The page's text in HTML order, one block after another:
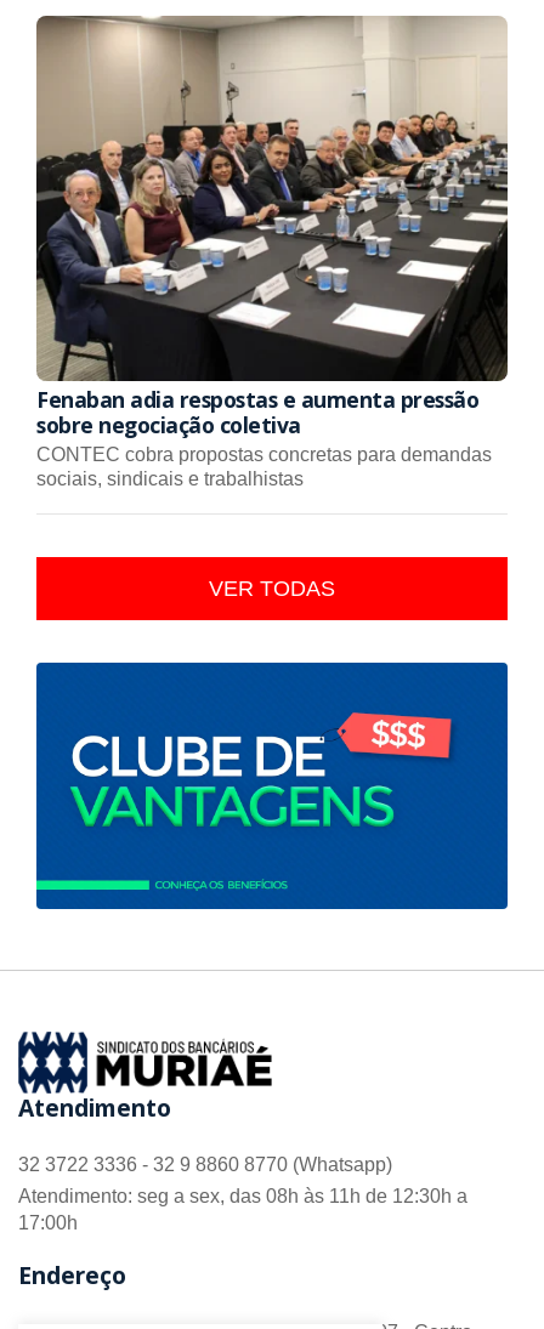
Fenaban adia respostas e aumenta pressão
sobre negociação coletiva
CONTEC cobra propostas concretas para demandas
sociais, sindicais e trabalhistas
VER TODAS
Atendimento
32 3722 3336 - 32 9 8860 8770 (Whatsapp)
Atendimento: seg a sex, das 08h às 11h de 12:30h a
17:00h
Endereço